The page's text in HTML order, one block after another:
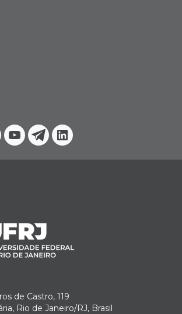
YouTube
TelegramLinkedin
de Castro, 119
Rio de Janeiro/RJ, Brasil